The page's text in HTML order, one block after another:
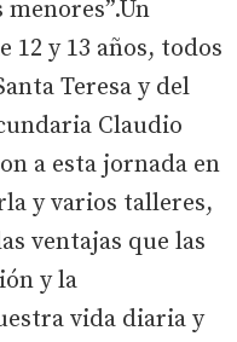
12 y 13 años, todos
Teresa y del
Claudio
a esta jornada en
y varios talleres,
ventajas que las
y la
vida diaria y